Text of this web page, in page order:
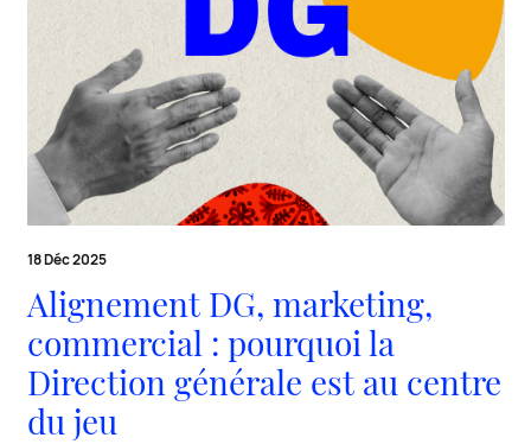
18 Déc 2025
Alignement DG, marketing,
commercial : pourquoi la
Direction générale est au centre
du jeu